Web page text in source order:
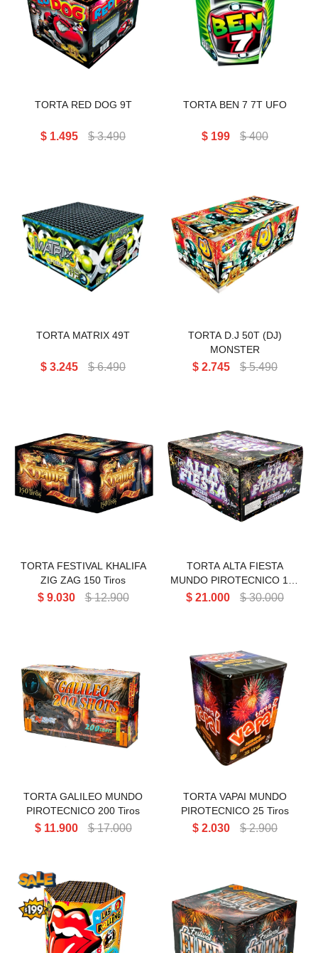
TORTA RED DOG 9T
TORTA RED DOG 9T
$ 1.495 $ 3.490
TORTA BEN 7 7T UFO
TORTA BEN 7 7T UFO
$ 199 $ 400
TORTA MATRIX 49T
TORTA MATRIX 49T
$ 3.245 $ 6.490
TORTA D.J 50T (DJ)
MONSTER
TORTA D.J 50T (DJ)
MONSTER
$ 2.745 $ 5.490
TORTA FESTIVAL KHALIFA
ZIG ZAG 150 Tiros
TORTA FESTIVAL KHALIFA
ZIG ZAG 150 Tiros
$ 9.030 $ 12.900
TORTA ALTA FIESTA MUNDO
PIROTECNICO 142 Tiros
TORTA ALTA FIESTA
MUNDO PIROTECNICO 142
Tiros
$ 21.000 $ 30.000
TORTA GALILEO MUNDO
PIROTECNICO 200 Tiros
TORTA GALILEO MUNDO
PIROTECNICO 200 Tiros
$ 11.900 $ 17.000
TORTA VAPAI MUNDO
PIROTECNICO 25 Tiros
TORTA VAPAI MUNDO
PIROTECNICO 25 Tiros
$ 2.030 $ 2.900
TORTA FESTIVAL ELITE ZIG
ZAG 76 Tiros